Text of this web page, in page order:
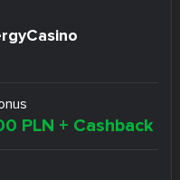
PLN + Cashback